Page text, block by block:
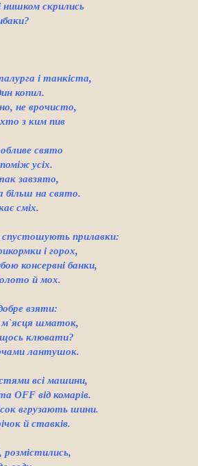
нишком скрились
і танкіста,
копил.
не врочисто,
з ким пив
свято
усіх.
завзято,
більш на свято.
сміх.
прилавки:
і горох,
консервні банки,
й мох.
взяти:
шматок,
клювати?
лантушок.
всі машини,
ОFF від комарів.
вгрузають шини.
й ставків.